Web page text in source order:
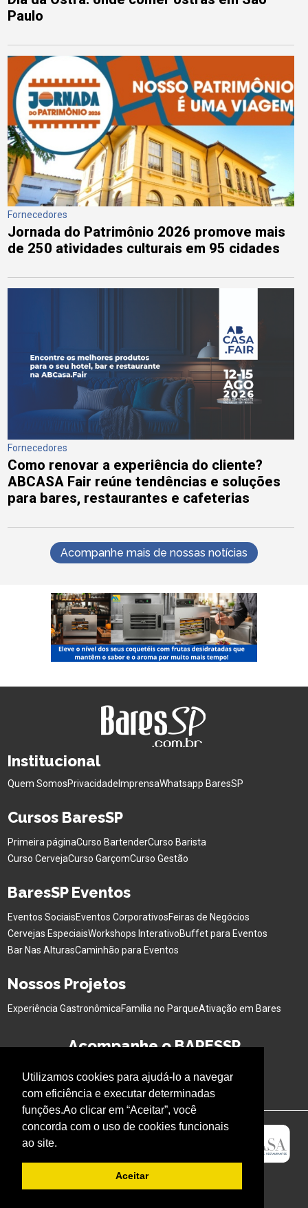
Utilizamos cookies para ajudá-lo a navegar
com eficiência e executar determinadas
funções.Ao clicar em “Aceitar”, você
concorda com o uso de cookies funcionais
ao site.
Aceitar
Paulo
Fornecedores
Jornada do Patrimônio 2026 promove mais
de 250 atividades culturais em 95 cidades
Fornecedores
Como renovar a experiência do cliente?
ABCASA Fair reúne tendências e soluções
para bares, restaurantes e cafeterias
Acompanhe mais de nossas notícias
Institucional
Quem SomosPrivacidade ImprensaWhatsapp BaresSP
Cursos BaresSP
Primeira páginaCurso BartenderCurso Barista
Curso CervejaCurso GarçomCurso Gestão
BaresSP Eventos
Eventos SociaisEventos CorporativosFeiras de Negócios
Cervejas EspeciaisWorkshops InterativoBuffet para Eventos
Bar Nas AlturasCaminhão para Eventos
Nossos Projetos
Experiência GastronômicaFamília no ParqueAtivação em Bares
Acompanhe o BARESSP